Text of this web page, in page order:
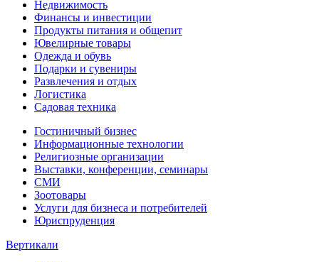
Недвижимость
Финансы и инвестиции
Продукты питания и общепит
Ювелирные товары
Одежда и обувь
Подарки и сувениры
Развлечения и отдых
Логистика
Садовая техника
Гостиничный бизнес
Информационные технологии
Религиозные организации
Выставки, конференции, семинары
СМИ
Зоотовары
Услуги для бизнеса и потребителей
Юриспруденция
Вертикали